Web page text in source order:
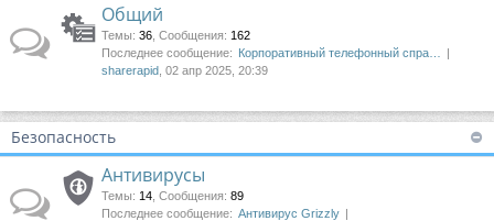
Общий
Темы: 36 Сообщения: 162
Последнее сообщение: Корпоративный телефонный спра…
sharerapid , 02 апр 2025, 20:39
Безопасность
Антивирусы
Темы: 14 Сообщения: 89
Последнее сообщение: Антивирус Grizzly